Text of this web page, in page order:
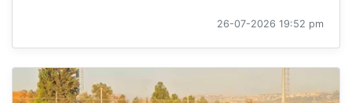
26-07-2026 19:52 pm